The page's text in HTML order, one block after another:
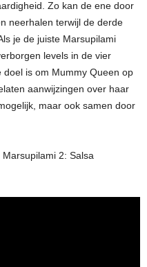
Zo kan de ene door
neerhalen terwijl de derde
je de juiste Marsupilami
levels in de vier
doel is om Mummy Queen op
aanwijzingen over haar
maar ook samen door
2: Salsa